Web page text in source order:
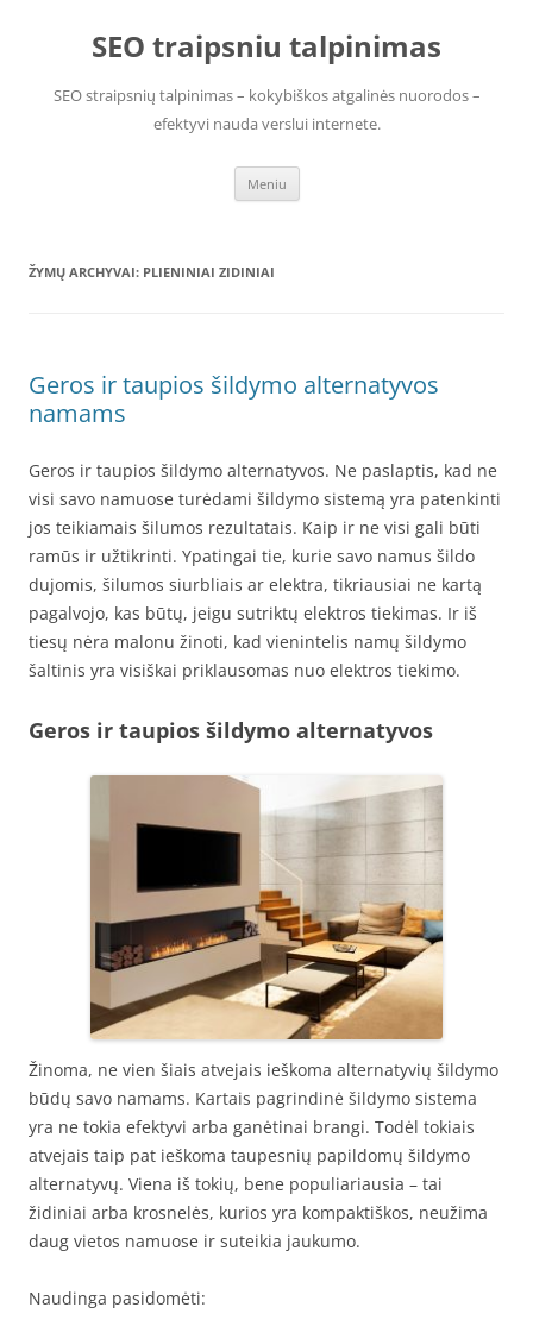
SEO traipsniu talpinimas
SEO straipsnių talpinimas – kokybiškos atgalinės nuorodos –
efektyvi nauda verslui internete.
Meniu
ŽYMŲ ARCHYVAI: PLIENINIAI ZIDINIAI
Geros ir taupios šildymo alternatyvos
namams
Geros ir taupios šildymo alternatyvos. Ne paslaptis, kad ne
visi savo namuose turėdami šildymo sistemą yra patenkinti
jos teikiamais šilumos rezultatais. Kaip ir ne visi gali būti
ramūs ir užtikrinti. Ypatingai tie, kurie savo namus šildo
dujomis, šilumos siurbliais ar elektra, tikriausiai ne kartą
pagalvojo, kas būtų, jeigu sutriktų elektros tiekimas. Ir iš
tiesų nėra malonu žinoti, kad vienintelis namų šildymo
šaltinis yra visiškai priklausomas nuo elektros tiekimo.
Geros ir taupios šildymo alternatyvos
Žinoma, ne vien šiais atvejais ieškoma alternatyvių šildymo
būdų savo namams. Kartais pagrindinė šildymo sistema
yra ne tokia efektyvi arba ganėtinai brangi. Todėl tokiais
atvejais taip pat ieškoma taupesnių papildomų šildymo
alternatyvų. Viena iš tokių, bene populiariausia – tai
židiniai arba krosnelės, kurios yra kompaktiškos, neužima
daug vietos namuose ir suteikia jaukumo.
Naudinga pasidomėti: